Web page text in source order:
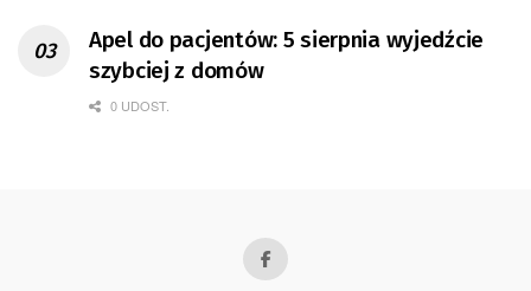
Apel do pacjentów: 5 sierpnia wyjedźcie
szybciej z domów
0 UDOST.